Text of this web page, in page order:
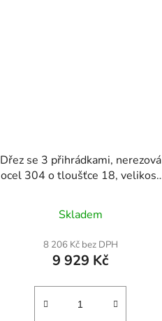
Dřez se 3 přihrádkami, nerezová
ocel 304 o tloušťce 18, velikost
komerční podbarevný dřez s
obkladem a efektivním
odvodněním pro kuchyň,
restauraci, food truck a domácí
použití Rozteč středů 4" Zesílená
Skladem
8 206 Kč bez DPH
9 929 Kč